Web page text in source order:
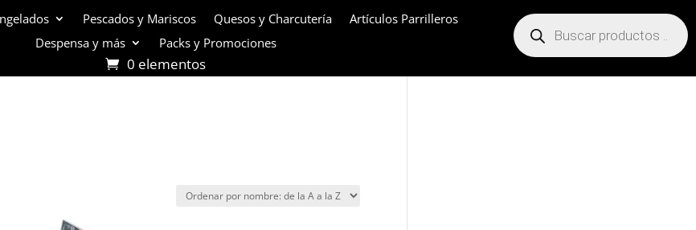
Pescados y Mariscos Quesos y Charcutería
Artículos Parrilleros
Despensa y más
Packs y Promociones
0 elementos
Búsqueda
de
productos